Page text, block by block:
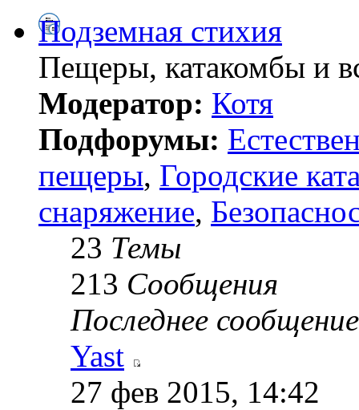
Подземная стихия
Пещеры, катакомбы и
Модератор: Котя
Подфорумы:
пещеры, Городские
снаряжение,
23 Темы
213 Сообщения
Последнее сообщение
Yast
27 фев 2015, 14:42